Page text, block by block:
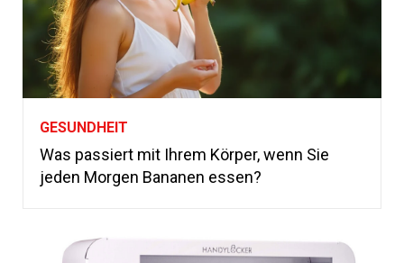
GESUNDHEIT
Was passiert mit Ihrem Körper, wenn Sie
jeden Morgen Bananen essen?